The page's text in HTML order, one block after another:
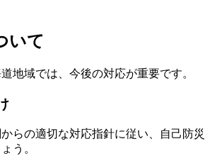
いて
地域では、今後の対応が重要です。
らの適切な対応指針に従い、自己防災
う。